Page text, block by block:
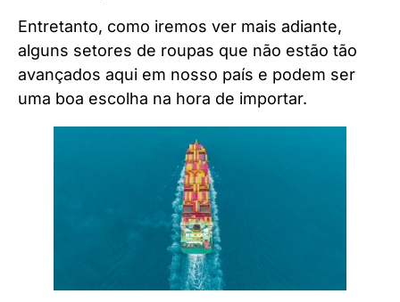
Entretanto, como iremos ver mais adiante,
alguns setores de roupas que não estão tão
avançados aqui em nosso país e podem ser
uma boa escolha na hora de importar.